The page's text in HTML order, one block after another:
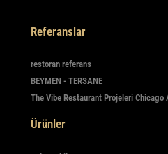
Referanslar
restoran referans
BEYMEN - TERSANE
The Vibe Restaurant Projeleri Chicago
Ürünler